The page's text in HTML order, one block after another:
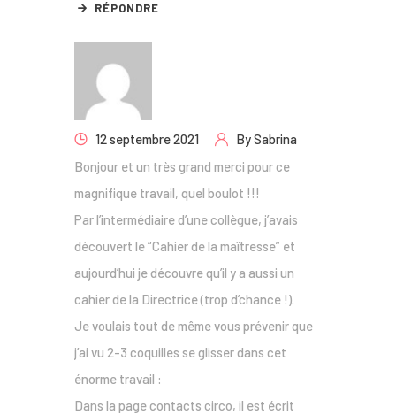
RÉPONDRE
12 septembre 2021 BySabrina
Bonjour et un très grand merci pour ce
magnifique travail, quel boulot !!!
Par l’intermédiaire d’une collègue, j’avais
découvert le “Cahier de la maîtresse” et
aujourd’hui je découvre qu’il y a aussi un
cahier de la Directrice (trop d’chance !).
Je voulais tout de même vous prévenir que
j’ai vu 2-3 coquilles se glisser dans cet
énorme travail :
Dans la page contacts circo, il est écrit